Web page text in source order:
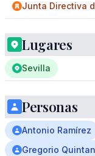
Junta Directiva
Lugares
Sevilla
Personas
Antonio Ramírez
Gregorio